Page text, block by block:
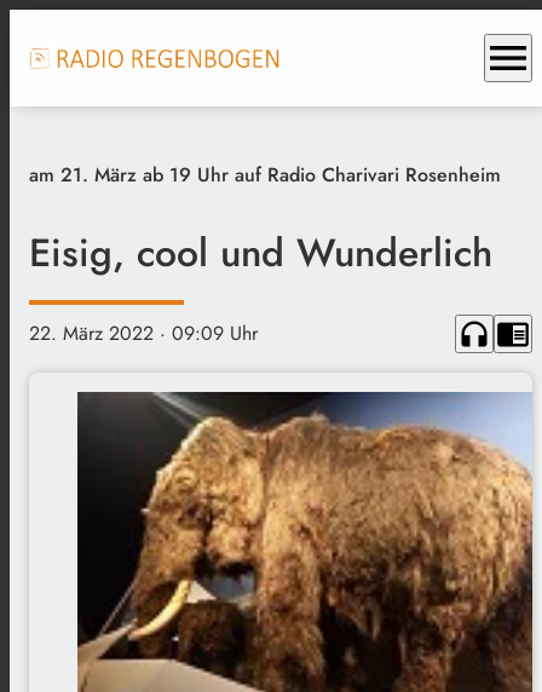
menu
am 21. März ab 19 Uhr auf Radio Charivari Rosenheim
Eisig, cool und Wunderlich
22. März 2022 · 09:09 Uhr headphones chrome_reader_mode